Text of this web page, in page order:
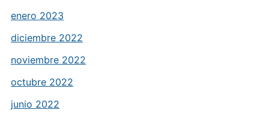
enero 2023
diciembre 2022
noviembre 2022
octubre 2022
junio 2022